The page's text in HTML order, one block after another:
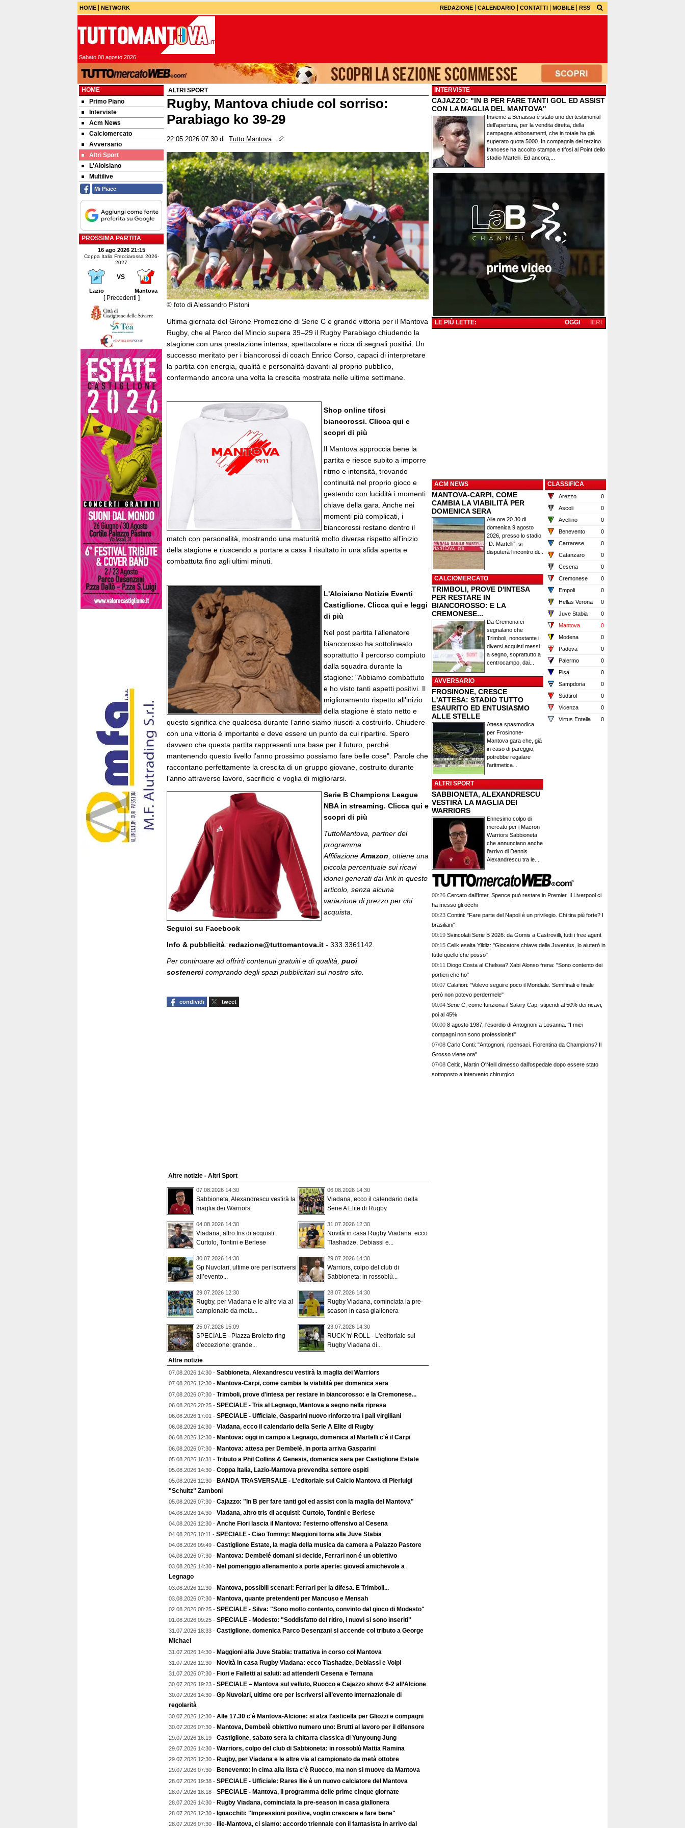
HOME NETWORK REDAZIONE CALENDARIO CONTATTI MOBILE RSS
Sabato 08 agosto 2026
HOME
Primo Piano
Interviste
Acm News
Calciomercato
Avversario
Altri Sport
L'Aloisiano
Multilive
Mi Piace
PROSSIMA PARTITA
16 ago 2026 21:15
Coppa Italia Frecciarossa 2026-
2027
VS
Lazio Mantova
[ Precedenti ]
ALTRI SPORT
Rugby, Mantova chiude col sorriso:
Parabiago ko 39-29
22.05.2026 07:30 di Tutto Mantova
© foto di Alessandro Pistoni
Ultima giornata del Girone Promozione di Serie C e grande vittoria per il Mantova
Rugby, che al Parco del Mincio supera 39–29 il Rugby Parabiago chiudendo la
stagione con una prestazione intensa, spettacolare e ricca di segnali positivi. Un
successo meritato per i biancorossi di coach Enrico Corso, capaci di interpretare
la partita con energia, qualità e personalità davanti al proprio pubblico,
confermando ancora una volta la crescita mostrata nelle ultime settimane.
Shop online tifosi
biancorossi. Clicca qui e
scopri di più
Il Mantova approccia bene la
partita e riesce subito a imporre
ritmo e intensità, trovando
continuità nel proprio gioco e
gestendo con lucidità i momenti
chiave della gara. Anche nei
momenti più complicati, i
biancorossi restano dentro il
match con personalità, mostrando una maturità molto diversa rispetto all’inizio
della stagione e riuscendo a portare a casa il risultato in una sfida aperta e
combattuta fino agli ultimi minuti.
L'Aloisiano Notizie Eventi
Castiglione. Clicca qui e leggi
di più
Nel post partita l’allenatore
biancorosso ha sottolineato
soprattutto il percorso compiuto
dalla squadra durante la
stagione: "Abbiamo combattuto
e ho visto tanti aspetti positivi. Il
miglioramento rispetto all’inizio
della stagione è stato netto e
questo significa che qualcosa durante l’anno siamo riusciti a costruirlo. Chiudere
con una vittoria è importante e deve essere un punto da cui ripartire. Spero
davvero che questa partita rappresenti una base per il futuro, perché
mantenendo questo livello l’anno prossimo possiamo fare belle cose". Parole che
raccontano perfettamente la crescita di un gruppo giovane, costruito durante
l’anno attraverso lavoro, sacrificio e voglia di migliorarsi.
Serie B Champions League
NBA in streaming. Clicca qui e
scopri di più
TuttoMantova, partner del
programma
Affiliazione Amazon , ottiene una
piccola percentuale sui ricavi
idonei generati dai link in questo
articolo, senza alcuna
variazione di prezzo per chi
acquista.
Seguici su Facebook
Info & pubblicità: redazione@tuttomantova.it - 333.3361142.
Per continuare ad offrirti contenuti gratuiti e di qualità, puoi
sostenerci comprando degli spazi pubblicitari sul nostro sito.
condividi tweet
Altre notizie - Altri Sport
07.08.2026 14:30
Sabbioneta, Alexandrescu vestirà la
maglia dei Warriors
06.08.2026 14:30
Viadana, ecco il calendario della
Serie A Elite di Rugby
04.08.2026 14:30
Viadana, altro tris di acquisti:
Curtolo, Tontini e Berlese
31.07.2026 12:30
Novità in casa Rugby Viadana: ecco
Tlashadze, Debiassi e...
30.07.2026 14:30
Gp Nuvolari, ultime ore per iscriversi
all’evento...
29.07.2026 14:30
Warriors, colpo del club di
Sabbioneta: in rossoblù...
29.07.2026 12:30
Rugby, per Viadana e le altre via al
campionato da metà...
28.07.2026 14:30
Rugby Viadana, cominciata la pre-
season in casa giallonera
25.07.2026 15:09
SPECIALE - Piazza Broletto ring
d'eccezione: grande...
23.07.2026 14:30
RUCK 'n' ROLL - L'editoriale sul
Rugby Viadana di...
Altre notizie
07.08.2026 14:30 - Sabbioneta, Alexandrescu vestirà la maglia dei Warriors
07.08.2026 12:30 - Mantova-Carpi, come cambia la viabilità per domenica sera
07.08.2026 07:30 - Trimboli, prove d'intesa per restare in biancorosso: e la Cremonese...
06.08.2026 20:25 - SPECIALE - Tris al Legnago, Mantova a segno nella ripresa
06.08.2026 17:01 - SPECIALE - Ufficiale, Gasparini nuovo rinforzo tra i pali virgiliani
06.08.2026 14:30 - Viadana, ecco il calendario della Serie A Elite di Rugby
06.08.2026 12:30 - Mantova: oggi in campo a Legnago, domenica al Martelli c'é il Carpi
06.08.2026 07:30 - Mantova: attesa per Dembelè, in porta arriva Gasparini
05.08.2026 16:31 - Tributo a Phil Collins & Genesis, domenica sera per Castiglione Estate
05.08.2026 14:30 - Coppa Italia, Lazio-Mantova prevendita settore ospiti
05.08.2026 12:30 - BANDA TRASVERSALE - L'editoriale sul Calcio Mantova di Pierluigi
"Schultz" Zamboni
05.08.2026 07:30 - Cajazzo: "In B per fare tanti gol ed assist con la maglia del Mantova"
04.08.2026 14:30 - Viadana, altro tris di acquisti: Curtolo, Tontini e Berlese
04.08.2026 12:30 - Anche Fiori lascia il Mantova: l'esterno offensivo al Cesena
04.08.2026 10:11 - SPECIALE - Ciao Tommy: Maggioni torna alla Juve Stabia
04.08.2026 09:49 - Castiglione Estate, la magia della musica da camera a Palazzo Pastore
04.08.2026 07:30 - Mantova: Dembelé domani si decide, Ferrari non é un obiettivo
03.08.2026 14:30 - Nel pomeriggio allenamento a porte aperte: giovedì amichevole a
Legnago
03.08.2026 12:30 - Mantova, possibili scenari: Ferrari per la difesa. E Trimboli...
03.08.2026 07:30 - Mantova, quante pretendenti per Mancuso e Mensah
02.08.2026 08:25 - SPECIALE - Silva: "Sono molto contento, convinto dal gioco di Modesto"
01.08.2026 09:25 - SPECIALE - Modesto: "Soddisfatto del ritiro, i nuovi si sono inseriti"
31.07.2026 18:33 - Castiglione, domenica Parco Desenzani si accende col tributo a George
Michael
31.07.2026 14:30 - Maggioni alla Juve Stabia: trattativa in corso col Mantova
31.07.2026 12:30 - Novità in casa Rugby Viadana: ecco Tlashadze, Debiassi e Volpi
31.07.2026 07:30 - Fiori e Falletti ai saluti: ad attenderli Cesena e Ternana
30.07.2026 19:23 - SPECIALE – Mantova sul velluto, Ruocco e Cajazzo show: 6-2 all’Alcione
30.07.2026 14:30 - Gp Nuvolari, ultime ore per iscriversi all’evento internazionale di
regolarità
30.07.2026 12:30 - Alle 17.30 c'è Mantova-Alcione: si alza l'asticella per Gliozzi e compagni
30.07.2026 07:30 - Mantova, Dembelè obiettivo numero uno: Brutti al lavoro per il difensore
29.07.2026 16:19 - Castiglione, sabato sera la chitarra classica di Yunyoung Jung
29.07.2026 14:30 - Warriors, colpo del club di Sabbioneta: in rossoblù Mattia Ramina
29.07.2026 12:30 - Rugby, per Viadana e le altre via al campionato da metà ottobre
29.07.2026 07:30 - Benevento: in cima alla lista c'è Ruocco, ma non si muove da Mantova
28.07.2026 19:38 - SPECIALE - Ufficiale: Rares Ilie è un nuovo calciatore del Mantova
28.07.2026 18:18 - SPECIALE - Mantova, il programma delle prime cinque giornate
28.07.2026 14:30 - Rugby Viadana, cominciata la pre-season in casa giallonera
28.07.2026 12:30 - Ignacchiti: "Impressioni positive, voglio crescere e fare bene"
28.07.2026 07:30 - Ilie-Mantova, ci siamo: accordo triennale con il fantasista in arrivo dal
INTERVISTE
CAJAZZO: "IN B PER FARE TANTI GOL ED ASSIST
CON LA MAGLIA DEL MANTOVA"
Insieme a Benaissa è stato uno dei testimonial
dell'apertura, per la vendita diretta, della
campagna abbonamenti, che in totale ha giá
superato quota 5000. In compagnia del terzino
francese ha accolto stampa e tifosi al Point dello
stadio Martelli. Ed ancora,...
LE PIÙ LETTE: IERI
OGGI
ACM NEWS
MANTOVA-CARPI, COME
CAMBIA LA VIABILITÀ PER
DOMENICA SERA
Alle ore 20.30 di
domenica 9 agosto
2026, presso lo stadio
“D. Martelli”, si
disputerà l’incontro di...
CALCIOMERCATO
TRIMBOLI, PROVE D'INTESA
PER RESTARE IN
BIANCOROSSO: E LA
CREMONESE...
Da Cremona ci
segnalano che
Trimboli, nonostante i
diversi acquisti messi
a segno, soprattutto a
centrocampo, dai...
AVVERSARIO
FROSINONE, CRESCE
L'ATTESA: STADIO TUTTO
ESAURITO ED ENTUSIASMO
ALLE STELLE
Attesa spasmodica
per Frosinone-
Mantova gara che, già
in caso di pareggio,
potrebbe regalare
l'aritmetica...
ALTRI SPORT
SABBIONETA, ALEXANDRESCU
VESTIRÀ LA MAGLIA DEI
WARRIORS
Ennesimo colpo di
mercato per i Macron
Warriors Sabbioneta
che annunciano anche
l’arrivo di Dennis
Alexandrescu tra le...
CLASSIFICA
Arezzo
0
Ascoli
0
Avellino
0
Benevento
0
Carrarese
0
Catanzaro
0
Cesena
0
Cremonese
0
Empoli
0
Hellas Verona
0
Juve Stabia
0
Mantova
0
Modena
0
Padova
0
Palermo
0
Pisa
0
Sampdoria
0
Südtirol
0
Vicenza
0
Virtus Entella
0
00:26 Cercato dall'Inter, Spence può restare in Premier. Il Liverpool ci
ha messo gli occhi
00:23 Contini: "Fare parte del Napoli è un privilegio. Chi tira più forte? I
brasiliani"
00:19
Svincolati Serie B 2026: da Gomis a Castrovilli, tutti i free agent
00:15 Celik esalta Yildiz: "Giocatore chiave della Juventus, lo aiuterò in
tutto quello che posso"
00:11 Diogo Costa al Chelsea? Xabi Alonso frena: "Sono contento dei
portieri che ho"
00:07 Calafiori: "Volevo seguire poco il Mondiale. Semifinali e finale
però non potevo perdermele"
00:04 Serie C, come funziona il Salary Cap: stipendi al 50% dei ricavi,
poi al 45%
00:00 8 agosto 1987, l'esordio di Antognoni a Losanna. "I miei
compagni non sono professionisti"
07/08 Carlo Conti: "Antognoni, ripensaci. Fiorentina da Champions? Il
Grosso viene ora"
07/08 Celtic, Martin O'Neill dimesso dall'ospedale dopo essere stato
sottoposto a intervento chirurgico